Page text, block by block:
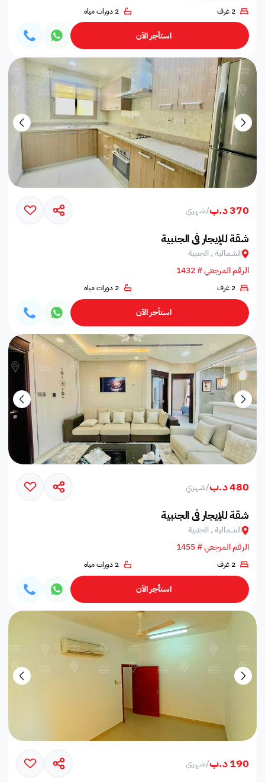
2 غرف 2 دورات مياه
استأجر الآن
370 د.ب /شهري
شقة للإيجار في الجنبية
الشمالية , الجنبية
الرقم المرجعي # 1432
2 غرف 2 دورات مياه
استأجر الآن
480 د.ب /شهري
شقة للإيجار في الجنبية
الشمالية , الجنبية
الرقم المرجعي # 1455
2 غرف 2 دورات مياه
استأجر الآن
190 د.ب /شهري